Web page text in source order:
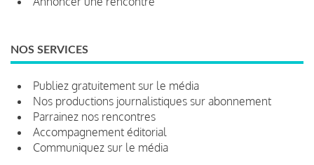
NOS SERVICES
Publiez gratuitement sur le média
Nos productions journalistiques sur abonnement
Parrainez nos rencontres
Accompagnement éditorial
Communiquez sur le média